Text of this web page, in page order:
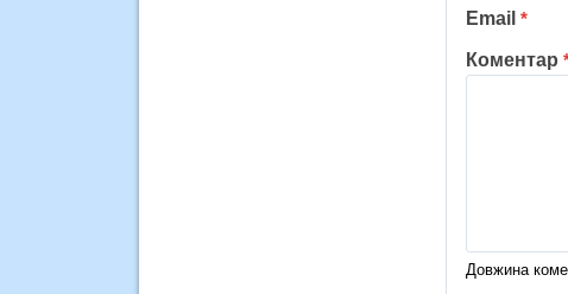
Коментар
Довжина
Email *